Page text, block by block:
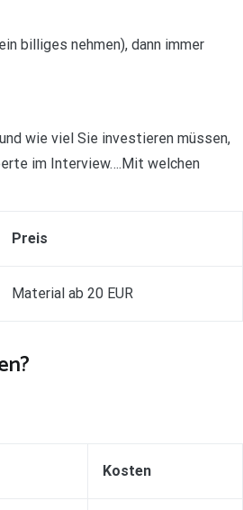
billiges nehmen), dann immer
wie viel Sie investieren müssen,
im Interview….Mit welchen
Preis
Material ab 20 EUR
Kosten